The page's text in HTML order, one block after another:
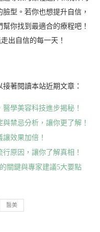
型。若你也想提升自信，
你找到最適合的療程吧！
出自信的每一天！
著閱讀本站近期文章：
學美容科技進步揭秘！
禁忌分析，讓你更了解！
效果加倍！
原因，讓你了解真相！
關鍵與專家建議5大要點
醫美